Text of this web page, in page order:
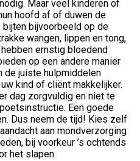
Maar veel kinderen of
hoofd af of duwen de
bijten bijvoorbeeld op de
wangen, lippen en tong,
ernstig bloedend
op een andere manier
de juiste hulpmiddelen
kind of cliënt makkelijker.
dag zorgvuldig en niet te
Een goede
Dus neem de tijd! Kies zelf
aan mondverzorging
bij voorkeur ’s ochtends
het slapen.